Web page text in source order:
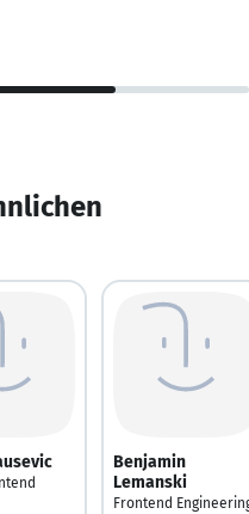
Benjamin
Lemanski
Frontend